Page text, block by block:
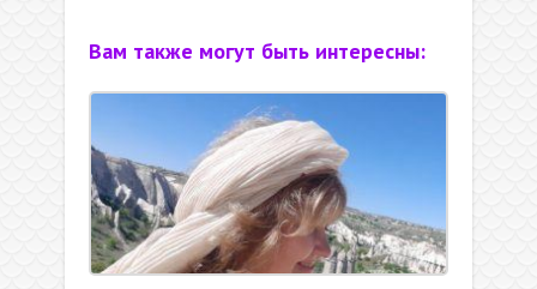
Вам также могут быть интересны: